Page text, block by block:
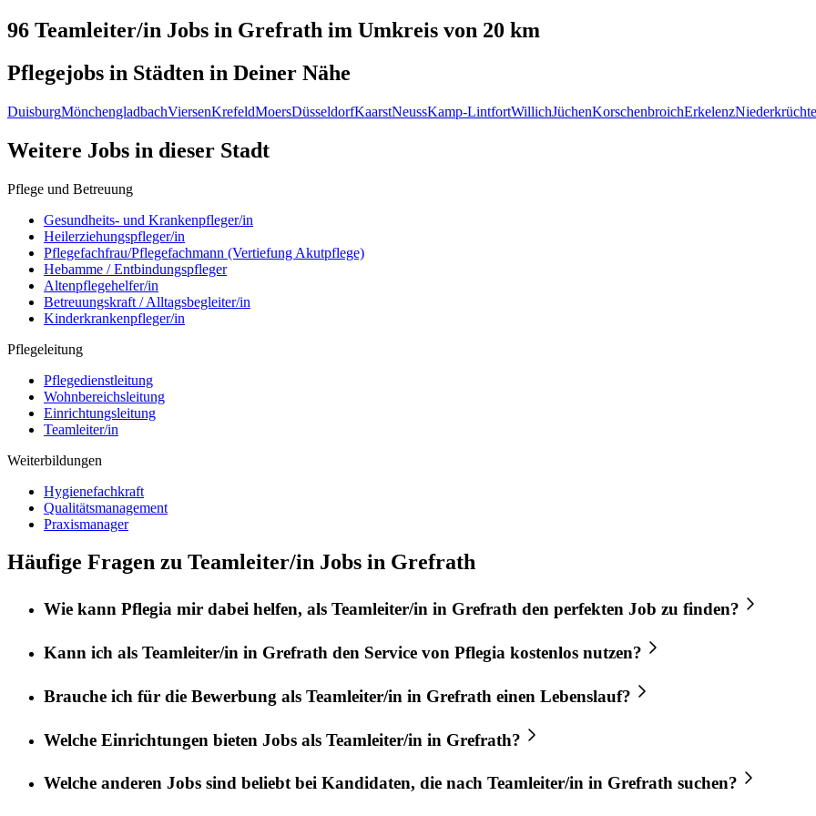
96 Teamleiter/in Jobs in Grefrath im Umkreis von 20 km
Pflegejobs in Städten in Deiner Nähe
DuisburgMönchengladbachViersenKrefeldMoersDüsseldorfKaarstNeussKamp-LintfortWillichJüchenKorschenbroichErkelenz
Weitere Jobs in dieser Stadt
Pflege und Betreuung
Gesundheits- und Krankenpfleger/in
Heilerziehungspfleger/in
Pflegefachfrau/Pflegefachmann (Vertiefung Akutpflege)
Hebamme / Entbindungspfleger
Altenpflegehelfer/in
Betreuungskraft / Alltagsbegleiter/in
Kinderkrankenpfleger/in
Pflegeleitung
Pflegedienstleitung
Wohnbereichsleitung
Einrichtungsleitung
Teamleiter/in
Weiterbildungen
Hygienefachkraft
Qualitätsmanagement
Praxismanager
Häufige Fragen zu Teamleiter/in Jobs in Grefrath
Wie kann Pflegia mir dabei helfen, als Teamleiter/in in Grefrath den perfekten Job zu finden?
Kann ich als Teamleiter/in in Grefrath den Service von Pflegia kostenlos nutzen?
Brauche ich für die Bewerbung als Teamleiter/in in Grefrath einen Lebenslauf?
Welche Einrichtungen bieten Jobs als Teamleiter/in in Grefrath?
Welche anderen Jobs sind beliebt bei Kandidaten, die nach Teamleiter/in in Grefrath suchen?